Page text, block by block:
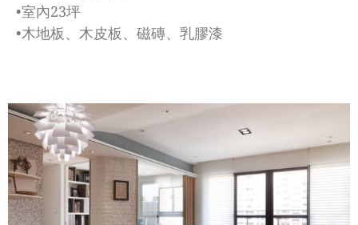
•室內23坪
•木地板、木皮板、磁磚、乳膠漆